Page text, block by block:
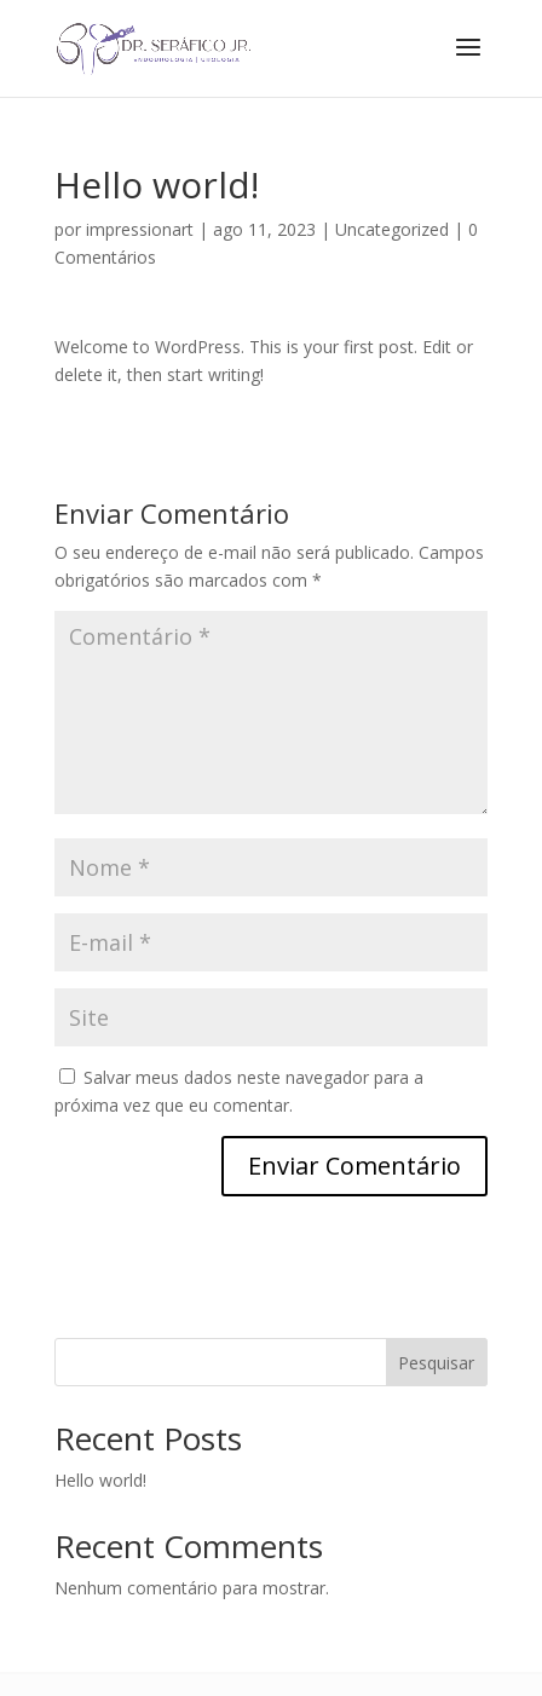
Hello world!
por impressionart| ago 11, 2023 | Uncategorized | 0
Comentários
Welcome to WordPress. This is your first post. Edit or
delete it, then start writing!
Enviar Comentário
O seu endereço de e-mail não será publicado. Campos
obrigatórios são marcados com *
Salvar meus dados neste navegador para a
próxima vez que eu comentar.
Pesquisar
Recent Posts
Hello world!
Recent Comments
Nenhum comentário para mostrar.